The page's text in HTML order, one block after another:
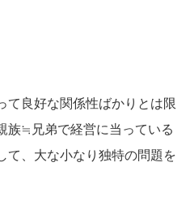
良好な関係性ばかりとは限
族≒兄弟で経営に当っている
て、大な小なり独特の問題を